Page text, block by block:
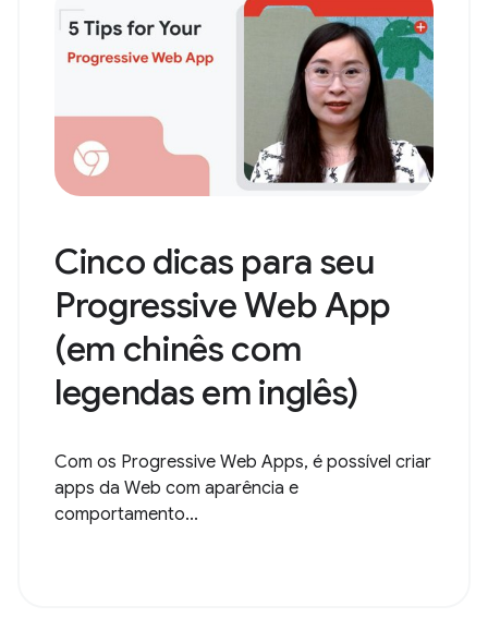
Cinco dicas para seu
Progressive Web App
(em chinês com
legendas em inglês)
Com os Progressive Web Apps, é possível criar
apps da Web com aparência e
comportamento...